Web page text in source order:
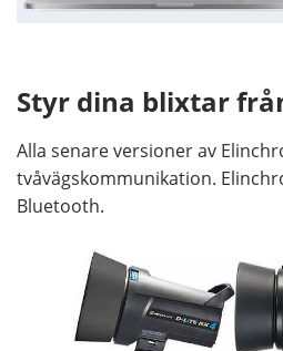
Styr dina blixtar
Alla senare versioner av
tvåvägskommunikation.
Bluetooth.